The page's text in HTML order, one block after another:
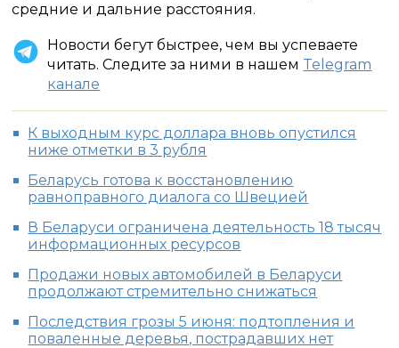
средние и дальние расстояния.
Новости бегут быстрее, чем вы успеваете
читать. Следите за ними в нашем Telegram
канале
К выходным курс доллара вновь опустился
ниже отметки в 3 рубля
Беларусь готова к восстановлению
равноправного диалога со Швецией
В Беларуси ограничена деятельность 18 тысяч
информационных ресурсов
Продажи новых автомобилей в Беларуси
продолжают стремительно снижаться
Последствия грозы 5 июня: подтопления и
поваленные деревья, пострадавших нет